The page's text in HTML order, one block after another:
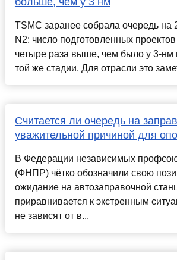
TSMC заранее собрала очередь на
N2: число подготовленных
четыре раза выше, чем было у 3-
той же стадии. Для отрасли это
Считается ли очередь на
уважительной причиной для
В Федерации независимых
(ФНПР) чётко обозначили свою
ожидание на автозаправочной
приравнивается к экстренным
не зависят от в...